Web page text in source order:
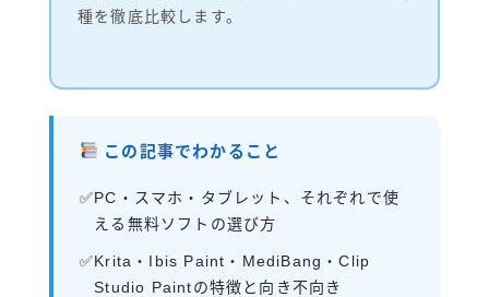
種を徹底比較します。
この記事でわかること
PC・スマホ・タブレット、それぞれで使
える無料ソフトの選び方
Krita・Ibis Paint・MediBang・Clip
Studio Paintの特徴と向き不向き